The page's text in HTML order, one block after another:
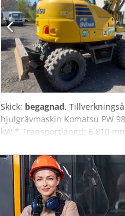
Skick: begagnad,
hjulgrävmaskin Komatsu PW
kW * Transportlängd: 6.810
7.860 mm * Max grävdjup:
(gott skick) * Common Rail-
dieseloxidationskatalysator
pendlingsvinkel, med
luftkonditionering * Justerbar
bom med sticka 1.650 mm *